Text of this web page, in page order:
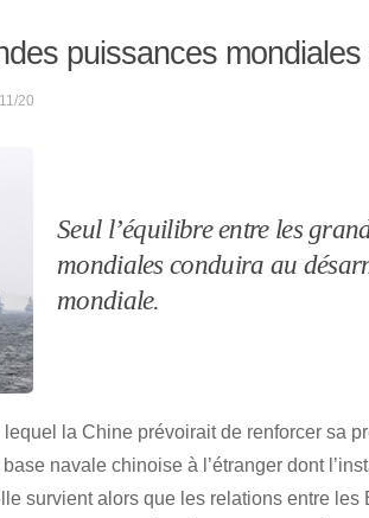
puissances mondiales
20
Seul l’équilibre entre les
mondiales conduira au
mondiale.
la Chine prévoirait de renforcer sa
navale chinoise à l’étranger dont
survient alors que les relations entre les